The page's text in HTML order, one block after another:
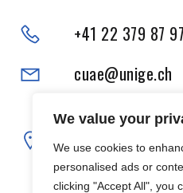
We value your
We use cookies to
personalised ads or
clicking "Accept All", you
+41 22 379 87 97
cuae@unige.ch
Adresse
102, Boulevard
1205 Genève